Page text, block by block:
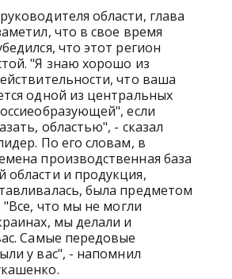
области, глава
что в свое время
что этот регион
"Я знаю хорошо из
что ваша
одной из центральных
если
областью", - сказал
По его словам, в
производственная база
области и продукция,
была предметом
"Все, что мы не могли
мы делали и
Самые передовые
у вас", - напомнил